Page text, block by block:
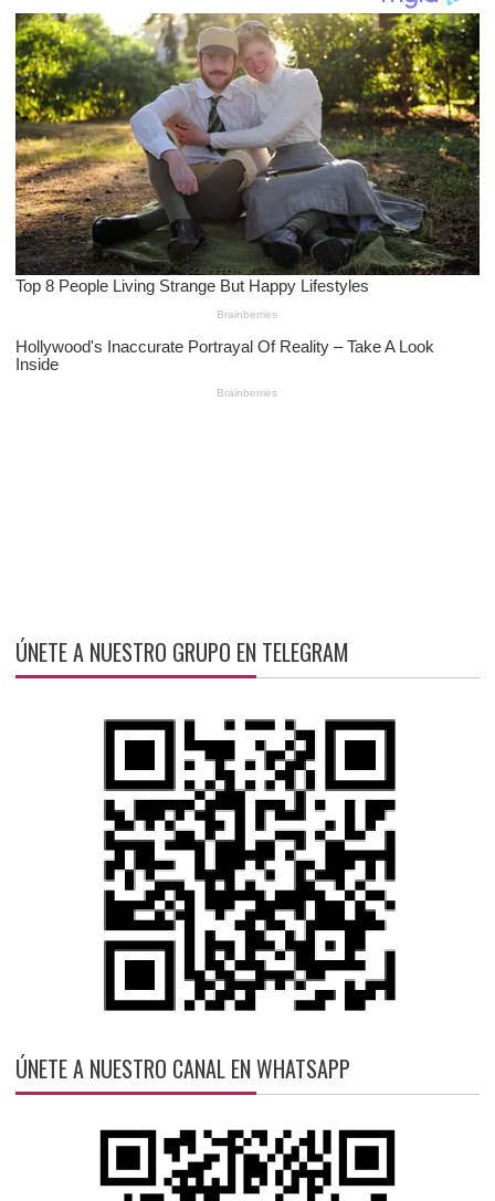
ÚNETE A NUESTRO GRUPO EN TELEGRAM
ÚNETE A NUESTRO CANAL EN WHATSAPP